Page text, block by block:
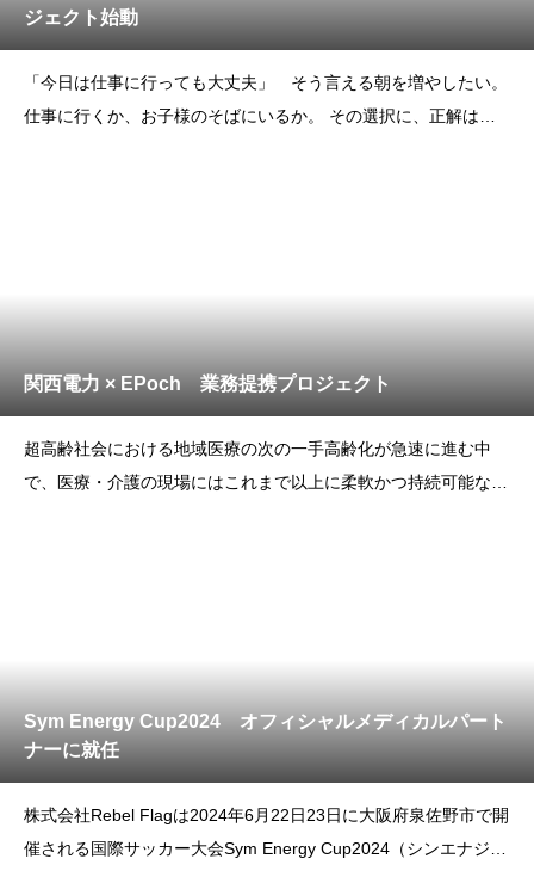
ジェクト始動
「今日は仕事に行っても大丈夫」 そう言える朝を増やしたい。
仕事に行くか、お子様のそばにいるか。 その選択に、正解はあ
関西電力 × EPoch 業務提携プロジェクト
超高齢社会における地域医療の次の一手高齢化が急速に進む中
で、医療・介護の現場にはこれまで以上に柔軟かつ持続可能な支
Sym Energy Cup2024 オフィシャルメディカルパート
ナーに就任
株式会社Rebel Flagは2024年6月22日23日に大阪府泉佐野市で開
催される国際サッカー大会Sym Energy Cup2024（シンエナジー